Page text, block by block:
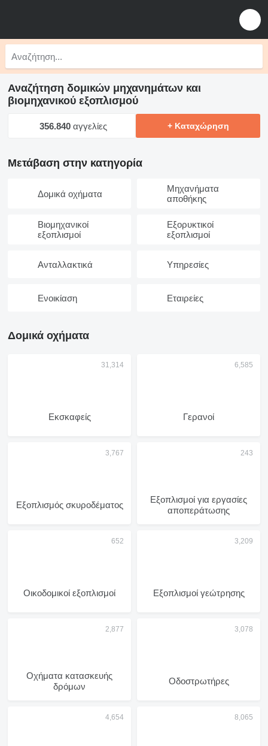
Αναζήτηση δομικών μηχανημάτων και
βιομηχανικού εξοπλισμού
356.840 αγγελίες + Καταχώρηση
Μετάβαση στην κατηγορία
Δομικά οχήματα
Μηχανήματα
αποθήκης
Βιομηχανικοί
εξοπλισμοί
Εξορυκτικοί
εξοπλισμοί
Ανταλλακτικά Υπηρεσίες
Ενοικίαση Εταιρείες
Δομικά οχήματα
Εκσκαφείς Γερανοί
Εξοπλισμός σκυροδέματος
Εξοπλισμοί για εργασίες
αποπεράτωσης
Οικοδομικοί εξοπλισμοί Εξοπλισμοί γεώτρησης
Οχήματα κατασκευής
δρόμων
Οδοστρωτήρες